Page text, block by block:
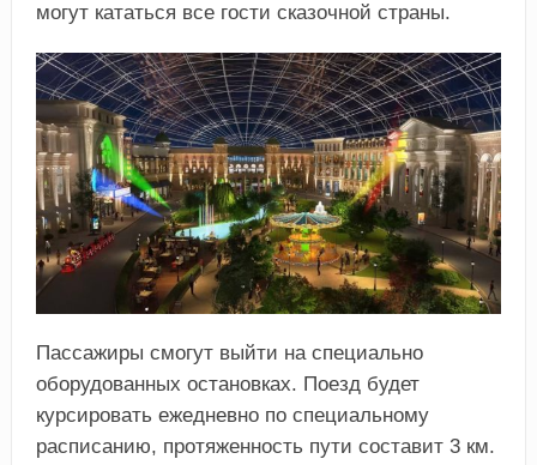
могут кататься все гости сказочной страны.
Пассажиры смогут выйти на специально
оборудованных остановках. Поезд будет
курсировать ежедневно по специальному
расписанию, протяженность пути составит 3 км.